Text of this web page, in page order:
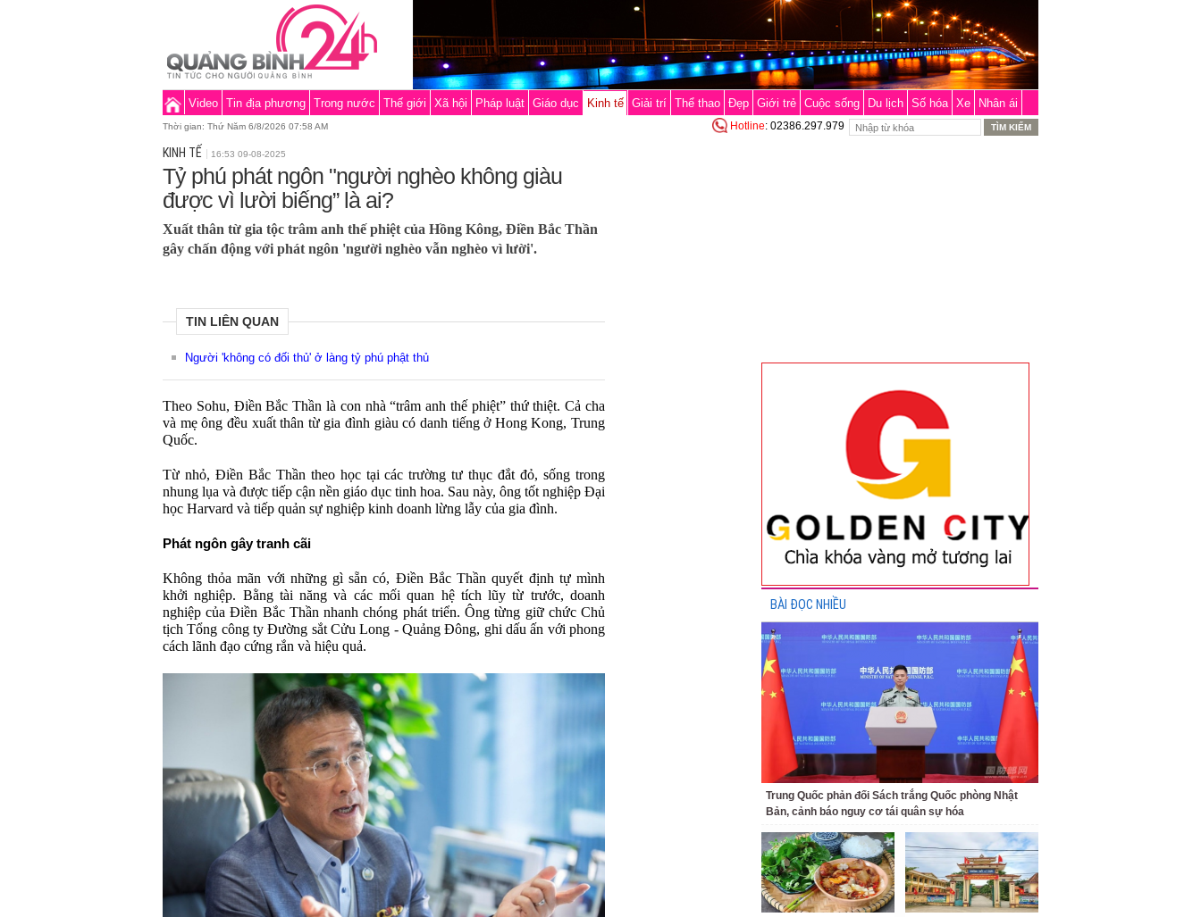
Video Tin địa phương Trong nước Thế giới Xã hội Pháp luật Giáo dục Kinh tế Giải trí Thể thao Đẹp Giới trẻ Cuộc sống Du lịch Số hóa Xe Nhân ái
Thời gian: Thứ Năm 6/8/2026 07:58 AM Hotline: 02386.297.979
KINH TẾ 16:53 09-08-2025
Tỷ phú phát ngôn "người nghèo không giàu
được vì lười biếng” là ai?
Xuất thân từ gia tộc trâm anh thế phiệt của Hồng Kông, Điền Bắc Thần
gây chấn động với phát ngôn 'người nghèo vẫn nghèo vì lười'.
TIN LIÊN QUAN
Người 'không có đối thủ' ở làng tỷ phú phật thủ
Theo Sohu, Điền Bắc Thần là con nhà “trâm anh thế phiệt” thứ thiệt. Cả cha
và mẹ ông đều xuất thân từ gia đình giàu có danh tiếng ở Hong Kong, Trung
Quốc.
Từ nhỏ, Điền Bắc Thần theo học tại các trường tư thục đắt đỏ, sống trong
nhung lụa và được tiếp cận nền giáo dục tinh hoa. Sau này, ông tốt nghiệp Đại
học Harvard và tiếp quản sự nghiệp kinh doanh lừng lẫy của gia đình.
Phát ngôn gây tranh cãi
Không thỏa mãn với những gì sẵn có, Điền Bắc Thần quyết định tự mình
khởi nghiệp. Bằng tài năng và các mối quan hệ tích lũy từ trước, doanh
nghiệp của Điền Bắc Thần nhanh chóng phát triển. Ông từng giữ chức Chủ
tịch Tổng công ty Đường sắt Cửu Long - Quảng Đông, ghi dấu ấn với phong
cách lãnh đạo cứng rắn và hiệu quả.
BÀI ĐỌC NHIỀU
Trung Quốc phản đối Sách trắng Quốc phòng Nhật
Bản, cảnh báo nguy cơ tái quân sự hóa